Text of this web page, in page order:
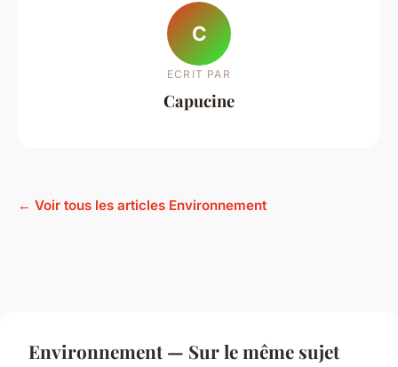
C
ECRIT PAR
Capucine
← Voir tous les articles Environnement
Environnement — Sur le même sujet